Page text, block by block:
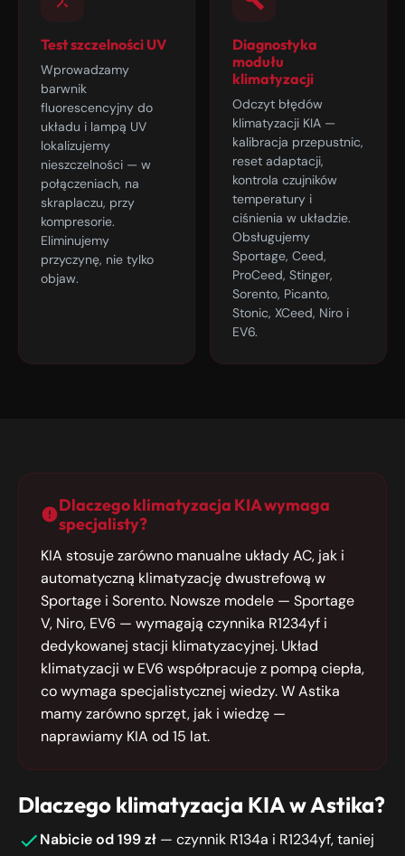
Test szczelności UV
Wprowadzamy
barwnik
fluorescencyjny do
układu i lampą UV
lokalizujemy
nieszczelności — w
połączeniach, na
skraplaczu, przy
kompresorie.
Eliminujemy
przyczynę, nie tylko
objaw.
Diagnostyka
modułu
klimatyzacji
Odczyt błędów
klimatyzacji KIA —
kalibracja przepustnic,
reset adaptacji,
kontrola czujników
temperatury i
ciśnienia w układzie.
Obsługujemy
Sportage, Ceed,
ProCeed, Stinger,
Sorento, Picanto,
Stonic, XCeed, Niro i
EV6.
Dlaczego klimatyzacja KIA wymaga
specjalisty?
KIA stosuje zarówno manualne układy AC, jak i
automatyczną klimatyzację dwustrefową w
Sportage i Sorento. Nowsze modele — Sportage
V, Niro, EV6 — wymagają czynnika R1234yf i
dedykowanej stacji klimatyzacyjnej. Układ
klimatyzacji w EV6 współpracuje z pompą ciepła,
co wymaga specjalistycznej wiedzy. W Astika
mamy zarówno sprzęt, jak i wiedzę —
naprawiamy KIA od 15 lat.
Dlaczego klimatyzacja KIA w Astika?
Nabicie od 199 zł — czynnik R134a i R1234yf, taniej